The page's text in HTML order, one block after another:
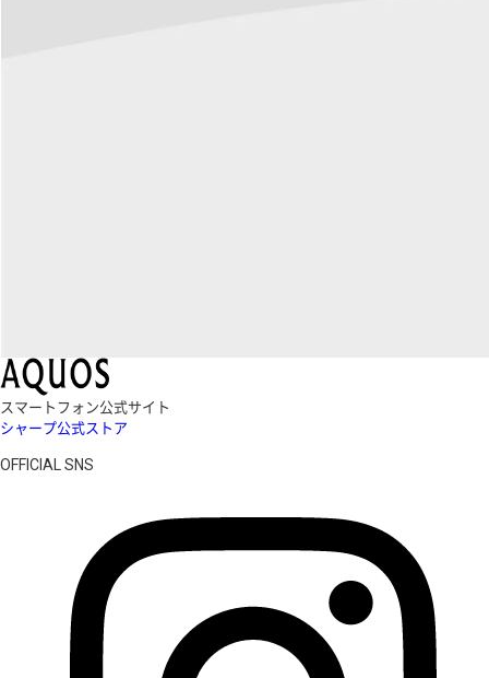
スマートフォン公式サイト
シャープ公式ストア
OFFICIAL SNS